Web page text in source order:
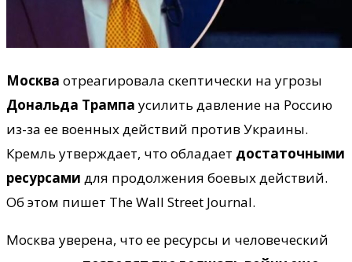
Москва отреагировала скептически на угрозы
Дональда Трампа усилить давление на Россию
из-за ее военных действий против Украины.
Кремль утверждает, что обладает достаточными
ресурсами для продолжения боевых действий.
Об этом пишет The Wall Street Journal.
Москва уверена, что ее ресурсы и человеческий